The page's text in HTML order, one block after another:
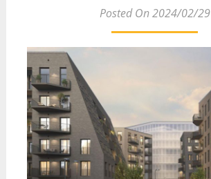
Posted On 2024/02/29